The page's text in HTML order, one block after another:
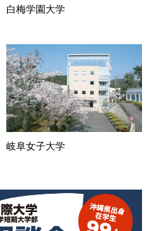
白梅学園大学
岐阜女子大学